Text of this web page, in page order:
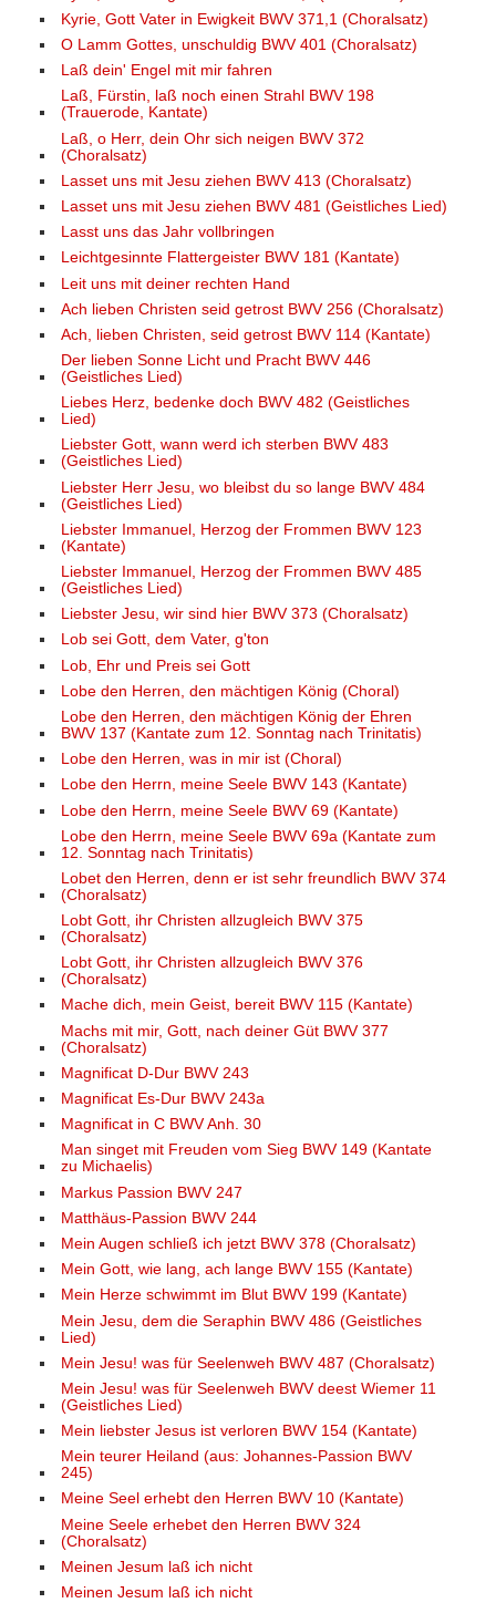
Kyrie, Gott Vater in Ewigkeit BWV 371,1 (Choralsatz)
O Lamm Gottes, unschuldig BWV 401 (Choralsatz)
Laß dein' Engel mit mir fahren
Laß, Fürstin, laß noch einen Strahl BWV 198
(Trauerode, Kantate)
Laß, o Herr, dein Ohr sich neigen BWV 372
(Choralsatz)
Lasset uns mit Jesu ziehen BWV 413 (Choralsatz)
Lasset uns mit Jesu ziehen BWV 481 (Geistliches Lied)
Lasst uns das Jahr vollbringen
Leichtgesinnte Flattergeister BWV 181 (Kantate)
Leit uns mit deiner rechten Hand
Ach lieben Christen seid getrost BWV 256 (Choralsatz)
Ach, lieben Christen, seid getrost BWV 114 (Kantate)
Der lieben Sonne Licht und Pracht BWV 446
(Geistliches Lied)
Liebes Herz, bedenke doch BWV 482 (Geistliches
Lied)
Liebster Gott, wann werd ich sterben BWV 483
(Geistliches Lied)
Liebster Herr Jesu, wo bleibst du so lange BWV 484
(Geistliches Lied)
Liebster Immanuel, Herzog der Frommen BWV 123
(Kantate)
Liebster Immanuel, Herzog der Frommen BWV 485
(Geistliches Lied)
Liebster Jesu, wir sind hier BWV 373 (Choralsatz)
Lob sei Gott, dem Vater, g'ton
Lob, Ehr und Preis sei Gott
Lobe den Herren, den mächtigen König (Choral)
Lobe den Herren, den mächtigen König der Ehren
BWV 137 (Kantate zum 12. Sonntag nach Trinitatis)
Lobe den Herren, was in mir ist (Choral)
Lobe den Herrn, meine Seele BWV 143 (Kantate)
Lobe den Herrn, meine Seele BWV 69 (Kantate)
Lobe den Herrn, meine Seele BWV 69a (Kantate zum
12. Sonntag nach Trinitatis)
Lobet den Herren, denn er ist sehr freundlich BWV 374
(Choralsatz)
Lobt Gott, ihr Christen allzugleich BWV 375
(Choralsatz)
Lobt Gott, ihr Christen allzugleich BWV 376
(Choralsatz)
Mache dich, mein Geist, bereit BWV 115 (Kantate)
Machs mit mir, Gott, nach deiner Güt BWV 377
(Choralsatz)
Magnificat D-Dur BWV 243
Magnificat Es-Dur BWV 243a
Magnificat in C BWV Anh. 30
Man singet mit Freuden vom Sieg BWV 149 (Kantate
zu Michaelis)
Markus Passion BWV 247
Matthäus-Passion BWV 244
Mein Augen schließ ich jetzt BWV 378 (Choralsatz)
Mein Gott, wie lang, ach lange BWV 155 (Kantate)
Mein Herze schwimmt im Blut BWV 199 (Kantate)
Mein Jesu, dem die Seraphin BWV 486 (Geistliches
Lied)
Mein Jesu! was für Seelenweh BWV 487 (Choralsatz)
Mein Jesu! was für Seelenweh BWV deest Wiemer 11
(Geistliches Lied)
Mein liebster Jesus ist verloren BWV 154 (Kantate)
Mein teurer Heiland (aus: Johannes-Passion BWV
245)
Meine Seel erhebt den Herren BWV 10 (Kantate)
Meine Seele erhebet den Herren BWV 324
(Choralsatz)
Meinen Jesum laß ich nicht
Meinen Jesum laß ich nicht